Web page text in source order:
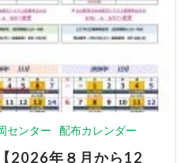
センター 配布カレンダー
2026年８月から12